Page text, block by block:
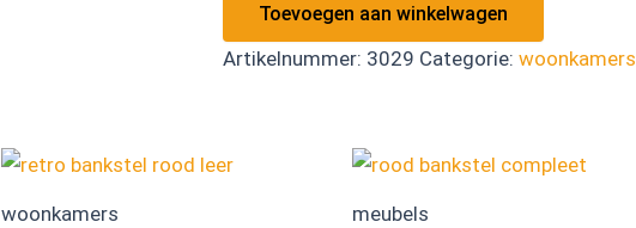
Toevoegen aan winkelwagen
Artikelnummer: 3029 Categorie: woonkamers
woonkamers meubels